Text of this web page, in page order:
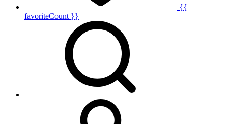
{{
favoriteCount }}